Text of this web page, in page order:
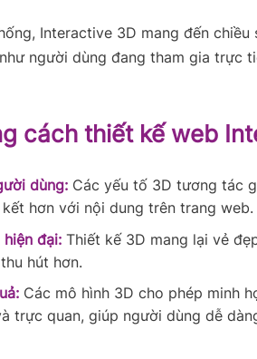
Interactive 3D mang đến chiều
người dùng đang tham gia trực
cách thiết kế web
dùng:Các yếu tố 3D tương tác
hơn với nội dung trên trang web.
đại:Thiết kế 3D mang lại vẻ
hút hơn.
Các mô hình 3D cho phép minh
trực quan, giúp người dùng dễ